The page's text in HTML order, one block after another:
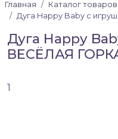
Главная Каталог
Дуга Happy Baby с
Дуга Happy
ВЕСЁЛАЯ
1